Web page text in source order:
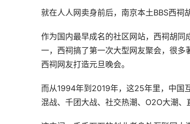
就在人人网卖身前后，南京本土BBS西祠
作为国内最早成名的社区网站，西祠胡
一，西祠搞了第一次大型网友聚会，很
西祠网友打造元旦晚会。
而从1994年到2019年，这25年里，中国
混战、千团大战、社交热潮、O2O大潮、